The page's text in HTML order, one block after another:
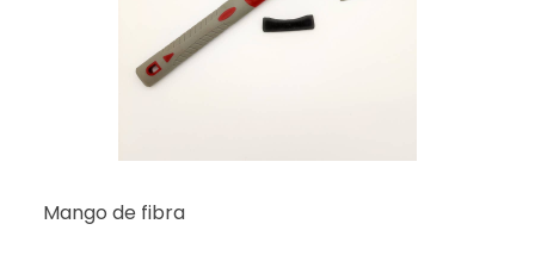
Mango de fibra